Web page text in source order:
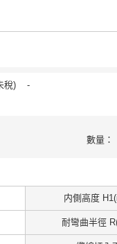
稅) -
數量：
内側高度
耐彎曲半徑